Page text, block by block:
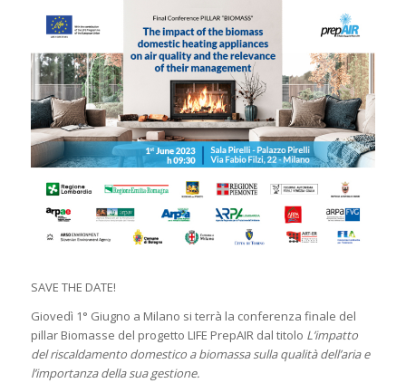
SAVE THE DATE!
Giovedì 1° Giugno a Milano si terrà la conferenza finale del
pillar Biomasse del progetto LIFE PrepAIR dal titolo L’impatto
del riscaldamento domestico a biomassa sulla qualità dell’aria e
l’importanza della sua gestione.